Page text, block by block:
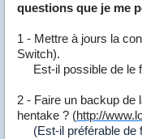
questions que je me
1 - Mettre à jours la
Switch).
Est-il possible de le
2 - Faire un backup de
hentake ? (http://
(Est-il préférable de